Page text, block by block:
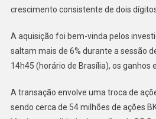
crescimento consistente de dois
A aquisição foi bem-vinda pelos
saltam mais de 6% durante a sessão
14h45 (horário de Brasília), os ganhos
A transação envolve uma troca de
sendo cerca de 54 milhões de ações